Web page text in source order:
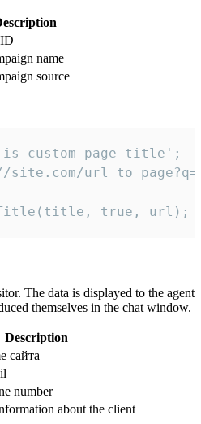
name
source
custom page title';
true, url);
The data is displayed to the agent
themselves in the chat window.
Description
сайта
number
about the client